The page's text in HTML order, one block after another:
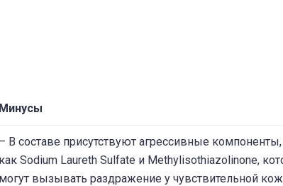
Минусы
– В составе присутствуют агрессивные компоненты,
как Sodium Laureth Sulfate и Methylisothiazolinone,
могут вызывать раздражение у чувствительной